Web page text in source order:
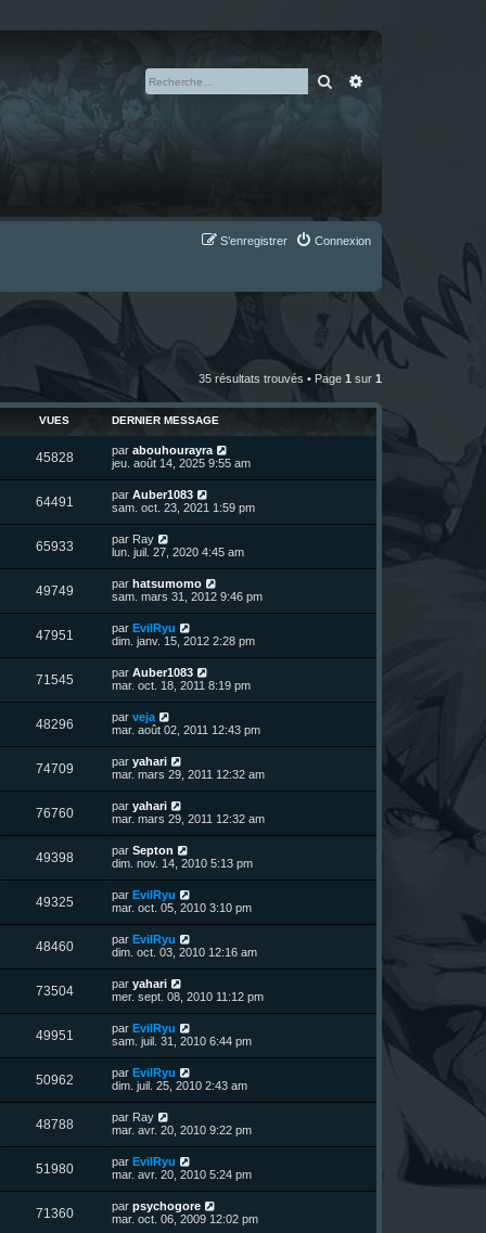
Rechercher
Connexion
S’enregistrer
35 résultats trouvés • Page 1 sur 1
VUES DERNIER MESSAGE
45828V
u
s
D
e
i
e
r
m
e
s
s
a
g
e
par abouhourayra
jeu. août 14, 2025 9:55 am
64491
u
s
D
e
i
e
r
m
e
s
s
a
g
e
par Auber1083
sam. oct. 23, 2021 1:59 pm
65933V
u
D
e
i
e
r
m
e
s
s
a
g
e
par Ray
lun. juil. 27, 2020 4:45 am
49749V
u
s
D
e
i
e
r
m
e
s
s
a
g
e
par hatsumomo
sam. mars 31, 2012 9:46 pm
47951
u
s
D
e
i
e
r
m
e
s
s
a
g
e
par EvilRyu
dim. janv. 15, 2012 2:28 pm
71545V
u
s
D
e
i
e
r
m
e
s
s
a
g
e
par Auber1083
mar. oct. 18, 2011 8:19 pm
48296V
u
s
D
e
i
e
r
m
e
s
s
a
g
e
par veja
mar. août 02, 2011 12:43 pm
74709V
u
s
D
e
i
e
r
m
e
s
s
a
g
e
par yahari
mar. mars 29, 2011 12:32 am
76760V
u
s
D
e
i
e
r
m
e
s
s
a
g
e
par yahari
mar. mars 29, 2011 12:32 am
49398V
u
s
D
e
i
e
r
m
e
s
s
a
g
e
par Septon
dim. nov. 14, 2010 5:13 pm
49325V
u
s
D
e
i
e
r
m
e
s
s
a
g
e
par EvilRyu
mar. oct. 05, 2010 3:10 pm
48460V
u
D
e
i
e
r
m
e
s
s
a
g
e
par EvilRyu
dim. oct. 03, 2010 12:16 am
73504V
u
s
D
e
i
e
r
m
e
s
s
a
g
e
par yahari
mer. sept. 08, 2010 11:12 pm
49951
u
s
D
e
i
e
r
m
e
s
s
a
g
e
par EvilRyu
sam. juil. 31, 2010 6:44 pm
50962V
u
s
D
e
i
e
r
m
e
s
s
a
g
par EvilRyu
dim. juil. 25, 2010 2:43 am
48788V
u
s
D
e
i
e
r
m
e
par Ray
mar. avr. 20, 2010 9:22 pm
51980V
u
D
e
i
e
par EvilRyu
mar. avr. 20, 2010 5:24 pm
71360V
D
e
par psychogore
mar. oct. 06, 2009 12:02 pm